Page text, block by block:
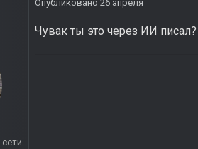
Опубликовано 26 апреля
Чувак ты это через ИИ писал?